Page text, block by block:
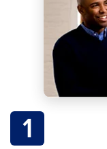
1